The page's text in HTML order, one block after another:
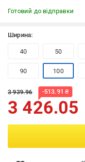
Готовий до відправки
Ширина:
40 50
90 100
3 939.96 -513.91 ₴
3 426.05